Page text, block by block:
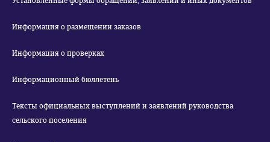
Информация о размещении заказов
Информация о проверках
Информационный бюллетень
Тексты официальных выступлений и заявлений руководства
сельского поселения